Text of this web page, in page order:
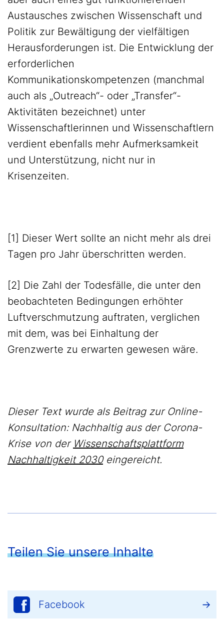
Austausches zwischen Wissenschaft und
Politik zur Bewältigung der vielfältigen
Herausforderungen ist. Die Entwicklung der
erforderlichen
Kommunikationskompetenzen (manchmal
auch als „Outreach“- oder „Transfer“-
Aktivitäten bezeichnet) unter
Wissenschaftlerinnen und Wissenschaftlern
verdient ebenfalls mehr Aufmerksamkeit
und Unterstützung, nicht nur in
Krisenzeiten.
[1] Dieser Wert sollte an nicht mehr als drei
Tagen pro Jahr überschritten werden.
[2] Die Zahl der Todesfälle, die unter den
beobachteten Bedingungen erhöhter
Luftverschmutzung auftraten, verglichen
mit dem, was bei Einhaltung der
Grenzwerte zu erwarten gewesen wäre.
Dieser Text wurde als Beitrag zur Online-
Konsultation: Nachhaltig aus der Corona-
Krise von der Wissenschaftsplattform
Nachhaltigkeit 2030eingereicht.
Teilen Sie unsere Inhalte
Facebook